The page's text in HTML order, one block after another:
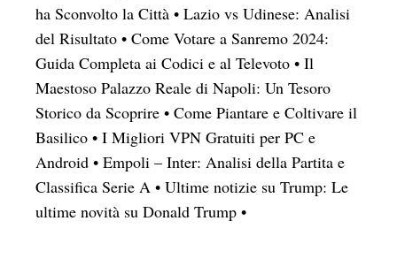
ha Sconvolto la Città • Lazio vs Udinese: Analisi
del Risultato • Come Votare a Sanremo 2024:
Guida Completa ai Codici e al Televoto • Il
Maestoso Palazzo Reale di Napoli: Un Tesoro
Storico da Scoprire • Come Piantare e Coltivare il
Basilico • I Migliori VPN Gratuiti per PC e
Android • Empoli – Inter: Analisi della Partita e
Classifica Serie A • Ultime notizie su Trump: Le
ultime novità su Donald Trump •